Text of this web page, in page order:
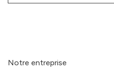
Notre entreprise